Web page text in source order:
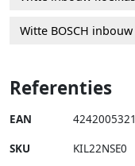
Witte BOSCH
Referenties
EAN
SKU KIL22NSE0